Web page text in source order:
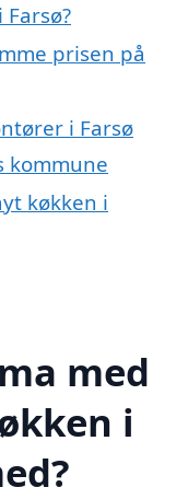
prisen på
i Farsø
kommune
køkken i
med
i